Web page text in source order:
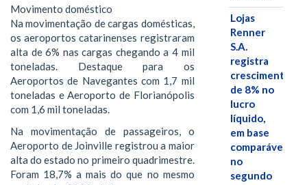
Movimento doméstico
Na movimentação de cargas domésticas,
os aeroportos catarinenses registraram
alta de 6% nas cargas chegando a 4 mil
toneladas. Destaque para os
Aeroportos de Navegantes com 1,7 mil
toneladas e Aeroporto de Florianópolis
com 1,6 mil toneladas.
Na movimentação de passageiros, o
Aeroporto de Joinville registrou a maior
alta do estado no primeiro quadrimestre.
Foram 18,7% a mais do que no mesmo
Lojas
Renner
S.A.
registra
crescimento
de 8% no
lucro
líquido,
em base
comparável,
no
segundo